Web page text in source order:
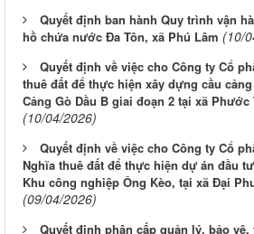
Quyết định ban hành Quy trình vận
hồ chứa nước Đa Tôn, xã Phú Lâm (10/
Quyết định về việc cho Công ty Cổ
thuê đất để thực hiện xây dựng cầu
Cảng Gò Dầu B giai đoạn 2 tại xã
(10/04/2026)
Quyết định về việc cho Công ty Cổ
Nghĩa thuê đất để thực hiện dự án đầu
Khu công nghiệp Ông Kèo, tại xã Đại
(09/04/2026)
Quyết định phân cấp quản lý, bảo